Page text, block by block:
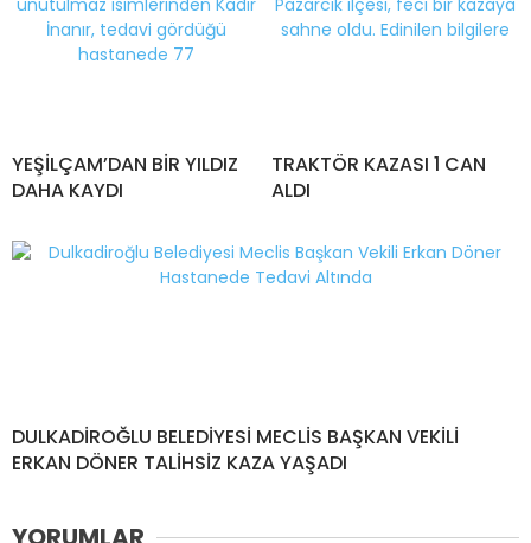
YEŞİLÇAM’DAN BİR YILDIZ
DAHA KAYDI
TRAKTÖR KAZASI 1 CAN
ALDI
DULKADİROĞLU BELEDİYESİ MECLİS BAŞKAN VEKİLİ
ERKAN DÖNER TALİHSİZ KAZA YAŞADI